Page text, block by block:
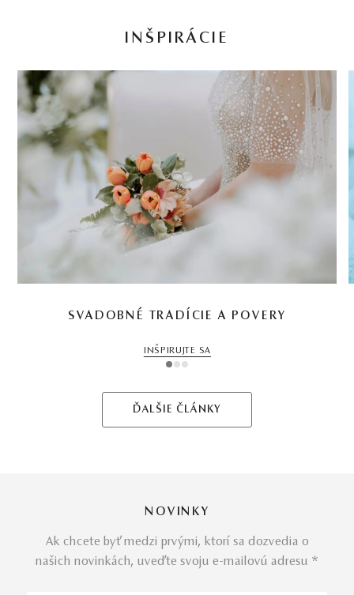
INŠPIRÁCIE
SVADOBNÉ TRADÍCIE A POVERY
INŠPIRUJTE SA
1 2 3
ĎALŠIE ČLÁNKY
NOVINKY
Ak chcete byť medzi prvými, ktorí sa dozvedia o
našich novinkách, uveďte svoju e-mailovú adresu *